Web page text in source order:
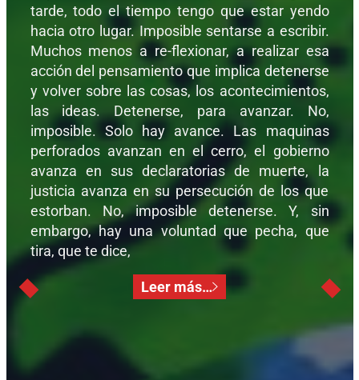
tarde, todo el tiempo tengo que estar yendo
hacia otro lugar. Imposible sentarse a escribir.
Muchos menos a re-flexionar, a realizar esa
acción del pensamiento que implica detenerse
y volver sobre las cosas, los acontecimientos,
las ideas. Detenerse, para avanzar. No,
imposible. Solo hay avance. Las maquinas
perforados avanzan en el cerro, el gobierno
avanza en sus declaratorias de muerte, la
justicia avanza en su persecución de los que
estorban. No, imposible detenerse. Y, sin
embargo, hay una voluntad que pecha, que
tira, que te dice,
Leer más…